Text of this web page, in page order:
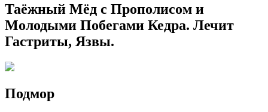
Таёжный Мёд с Прополисом и
Молодыми Побегами Кедра. Лечит
Гастриты, Язвы.
Подмор